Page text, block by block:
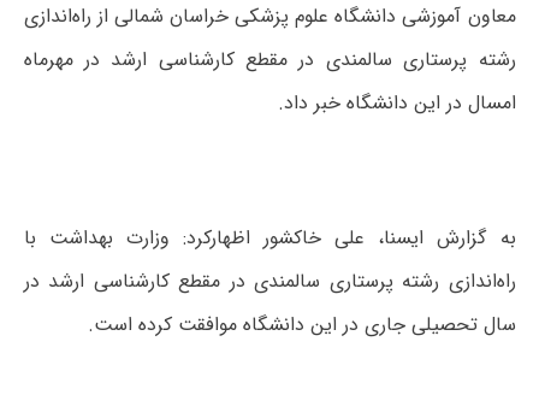
معاون آموزشی دانشگاه علوم پزشکی خراسان شمالی از راه‌اندازی
رشته پرستاری سالمندی در مقطع کارشناسی ارشد در مهرماه
امسال در این دانشگاه خبر داد.
به گزارش ایسنا، علی خاکشور اظهارکرد: وزارت بهداشت با
راه‌اندازی رشته پرستاری سالمندی در مقطع کارشناسی ارشد در
سال تحصیلی جاری در این دانشگاه موافقت کرده است.